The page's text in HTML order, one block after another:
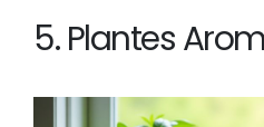
5. Plantes